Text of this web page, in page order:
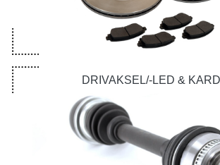
DRIVAKSEL/-LED &